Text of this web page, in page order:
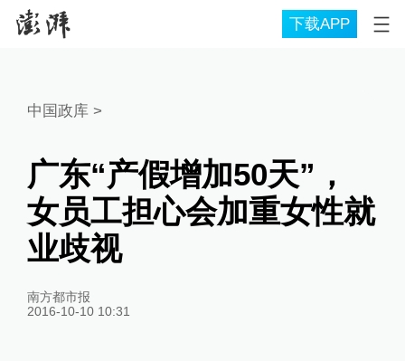
下载APP
中国政库 >
广东“产假增加50天”，
女员工担心会加重女性就
业歧视
南方都市报
2016-10-10 10:31